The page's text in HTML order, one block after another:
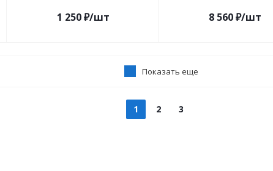
1 250₽/шт 8 560₽/шт
Показать еще
1 2 3